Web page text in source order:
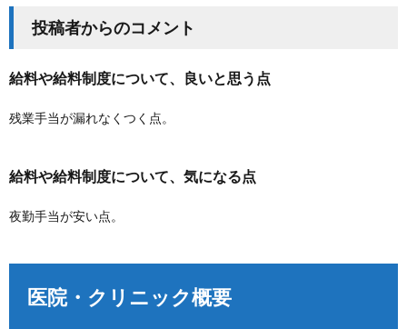
投稿者からのコメント
給料や給料制度について、良いと思う点
残業手当が漏れなくつく点。
給料や給料制度について、気になる点
夜勤手当が安い点。
医院・クリニック概要